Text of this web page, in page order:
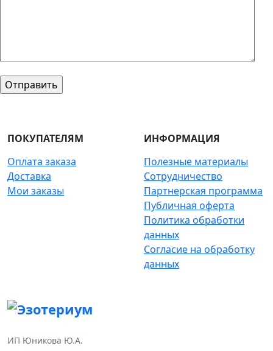
ИП Юникова Ю.А.
ПОКУПАТЕЛЯМ
Оплата заказа
Доставка
Мои заказы
ИНФОРМАЦИЯ
Полезные материалы
Сотрудничество
Партнерская программа
Публичная оферта
Политика обработки
данных
Согласие на обработку
данных